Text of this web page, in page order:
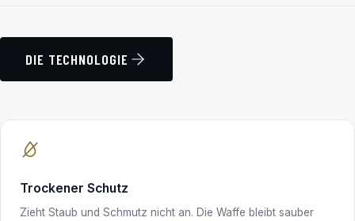
DIE TECHNOLOGIE
Trockener Schutz
Zieht Staub und Schmutz nicht an. Die Waffe bleibt sauber